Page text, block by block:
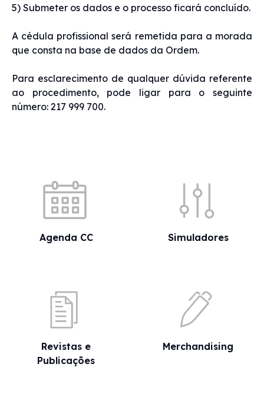
5) Submeter os dados e o processo ficará concluído.
A cédula profissional será remetida para a morada
que consta na base de dados da Ordem.
Para esclarecimento de qualquer dúvida referente
ao procedimento, pode ligar para o seguinte
número: 217 999 700.
Agenda CC Simuladores
Revistas e
Publicações
Merchandising